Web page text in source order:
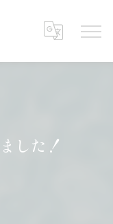
した！